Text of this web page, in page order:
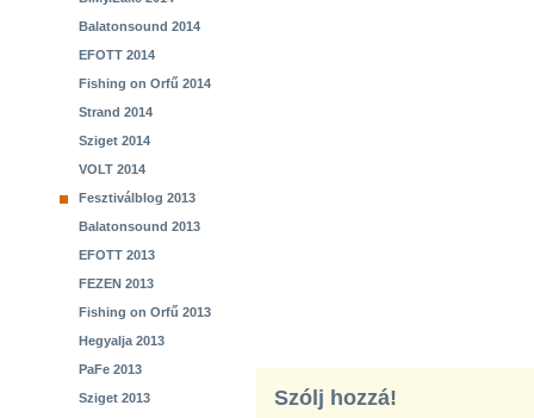
Balatonsound 2014
EFOTT 2014
Fishing on Orfű 2014
Strand 2014
Sziget 2014
VOLT 2014
Fesztiválblog 2013
Balatonsound 2013
EFOTT 2013
FEZEN 2013
Fishing on Orfű 2013
Hegyalja 2013
PaFe 2013
Sziget 2013
Szólj hozzá!